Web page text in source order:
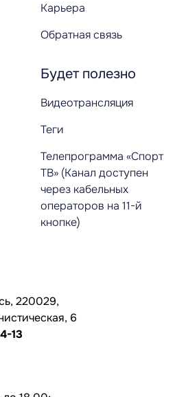
Карьера
Обратная связь
Будет полезно
Видеотрансляция
Теги
Телепрограмма «Спорт
ТВ» (Канал доступен
через кабельных
операторов на 11-й
кнопке)
220029,
6
13